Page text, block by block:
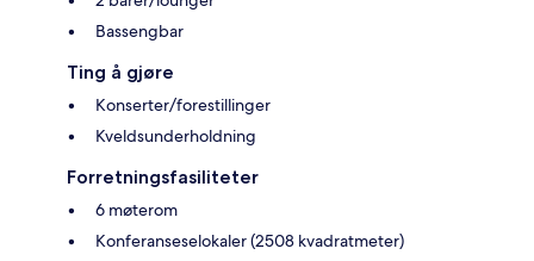
Bassengbar
Ting å gjøre
Konserter/forestillinger
Kveldsunderholdning
Forretningsfasiliteter
6 møterom
Konferanseselokaler (2508 kvadratmeter)